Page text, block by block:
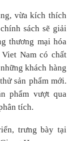
vừa kích thích
sách sẽ giải
thương mại hóa
Nam có chất
khách hàng
sản phẩm mới.
phẩm vượt qua
tích.